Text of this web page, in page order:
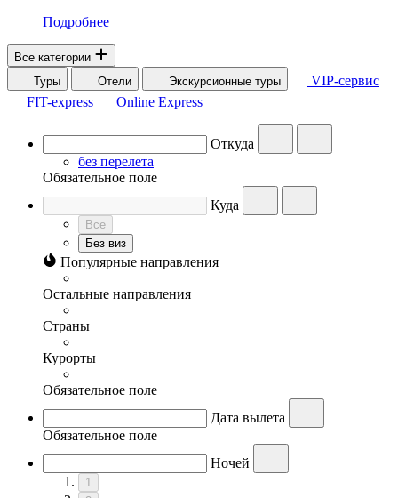
Подробнее
Все категории
Туры
Отели Экскурсионные туры
VIP-сервис
FIT-express
Online Express
Откуда
без перелета
Обязательное поле
Куда
Все
Без виз
Популярные направления
Остальные направления
Страны
Курорты
Обязательное поле
Дата вылета
Обязательное поле
Ночей
1